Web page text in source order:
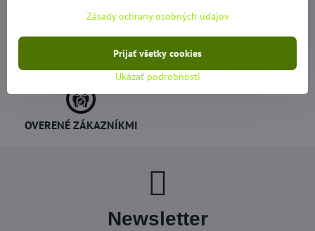
NOVÝ A DOPLNENÝ TOVAR AKCIE - VÝPREDAJE
DOPRAVA ZADARMO BEZPEČNÉ NAKUPOVANIE
OVERENÉ ZÁKAZNÍKMI
Newsletter
Zásady ochrany osobných údajov
Ukázať podrobnosti
Prijať všetky cookies